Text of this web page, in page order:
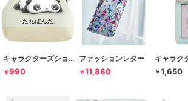
キャラクターズショップ ラフラフ
￥990
ファッションレター
￥11,880 ￥1,650